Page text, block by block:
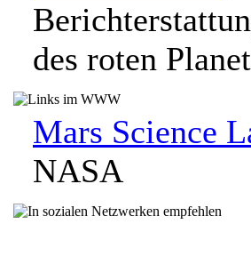
des roten
Mars Science
NASA